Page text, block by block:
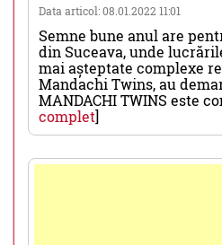
Data articol: 08.01.2022 11:01
Semne bune anul are
din Suceava, unde
mai așteptate complexe
Mandachi Twins, au
MANDACHI TWINS este
complet]